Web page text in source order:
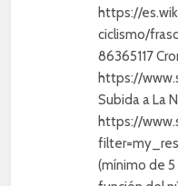
https://
ciclismo/
86365117
https://
Subida a La
https://
(mínimo de